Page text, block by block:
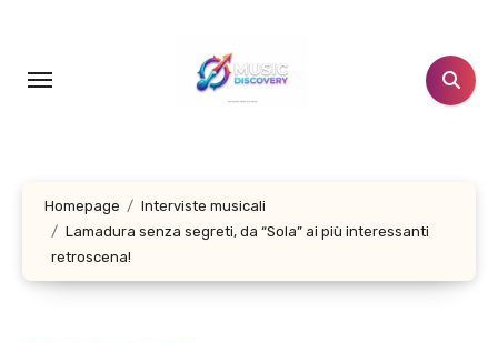
contenuto
Homepage
Interviste musicali
Lamadura senza segreti, da “Sola” ai più interessanti
retroscena!